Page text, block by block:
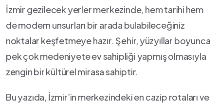
İzmir gezilecek yerler merkezinde, hem tarihi⁢ hem
de modern unsurları⁤ bir arada bulabileceğiniz
⁤noktalar keşfetmeye hazır. Şehir,⁣ yüzyıllar boyunca
pek çok medeniyete ev sahipliği yapmış olmasıyla
⁣zengin bir⁢ kültürel ⁣mirasa sahiptir.
Bu‌ yazıda, İzmir’in merkezindeki‌ en cazip rotaları⁣ ve